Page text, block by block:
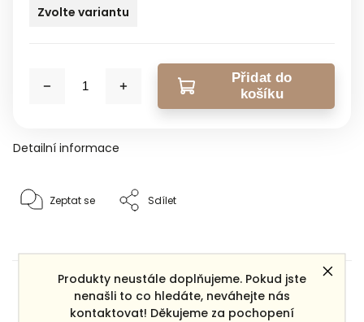
Produkty neustále doplňujeme. Pokud jste
nenašli to co hledáte, neváhejte nás
kontaktovat! Děkujeme za pochopení
Zvolte variantu
Přidat do
košíku
Detailní informace
Zeptat se Sdílet
Dárek zdarma
ke každé objednávce